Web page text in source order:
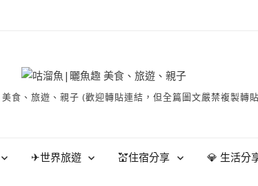
、旅遊、親子 (歡迎轉貼連結，但全篇圖文嚴禁複製轉
✈世界旅遊 💒住宿分享 💎 生活分